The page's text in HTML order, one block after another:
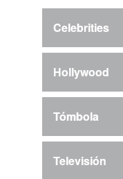
Celebrities
Hollywood
Tómbola
Televisión